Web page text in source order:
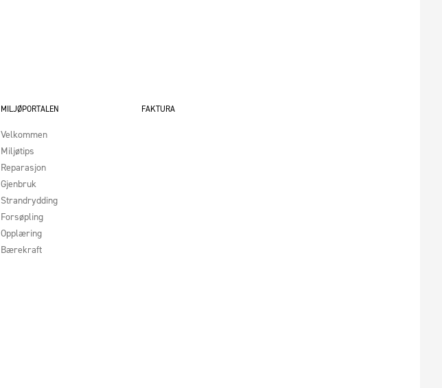
MILJØPORTALEN
Velkommen
Miljøtips
Reparasjon
Gjenbruk
Strandrydding
Forsøpling
Opplæring
Bærekraft
FAKTURA